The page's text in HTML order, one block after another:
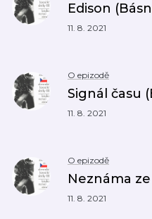
Edison
11. 8. 2021
O epizodě
Signál času
11. 8. 2021
O epizodě
Neznáma
11. 8. 2021